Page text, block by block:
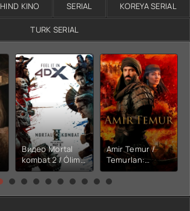
HIND KINO SERIAL KOREYA SERIAL
TURK SERIAL
Видео Mortal
kombat 2 / Ólim
jangi 2 (2026)
Uzbek tilida
Amir Temur /
Temurlan:
Fathchining
yuksalishi